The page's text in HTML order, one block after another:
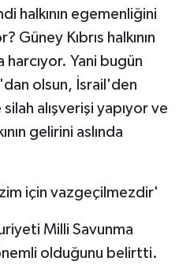
halkının egemenliğini
Güney Kıbrıs halkının
harcıyor. Yani bugün
olsun, İsrail'den
alışverişi yapıyor ve
gelirini aslında
için vazgeçilmezdir'
Milli Savunma
olduğunu belirtti.